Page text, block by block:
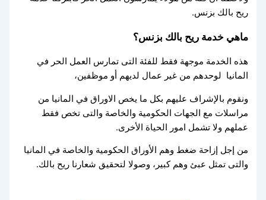
ريح بالك بزنس.
ماهي خدمة ريح بالك بزنس؟
هذه الخدمة موجهة فقط للفئة التى تمارس العمل الحر في
المانيا لوحدهم من غير عمال لديهم أو موظفين،
ونقوم بالإشراف عليهم بكل ما يخص الاوراق في المانيا من
مراسلات مع الجهات الحكومية والخاصة والتى تخص فقط
عملهم ولا تشمل امور الحياة الأخرى.
من إجل إزاحة ضغط وهم الأوراق الحكومية والخاصة في المانيا
والتى تمثل عبئ وهم كبير، وصولا لتحقيق شعارنا ريح بالك.